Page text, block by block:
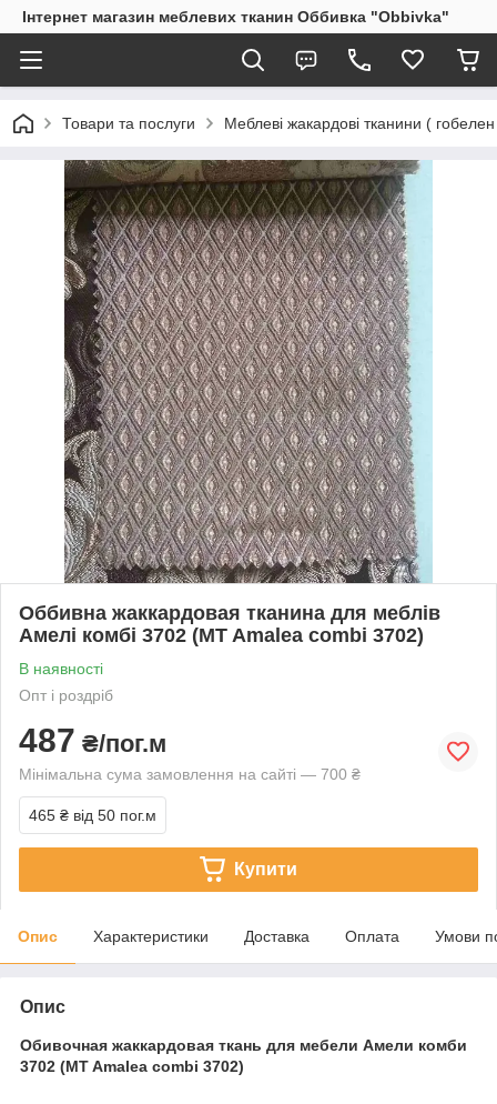
Інтернет магазин меблевих тканин Оббивка "Obbivka"
Товари та послуги Меблеві жакардові тканини (
Оббивна жаккардовая тканина для меблів
Амелі комбі 3702 (MT Amalea combi 3702)
В наявності
Опт і роздріб
487 ₴/пог.м
Мінімальна сума замовлення на сайті — 700 ₴
465 ₴ від 50 пог.м
Купити
Опис Характеристики Доставка Оплата Умови
Опис
Обивочная жаккардовая ткань для мебели Амели комби
3702 (MT Amalea combi 3702)